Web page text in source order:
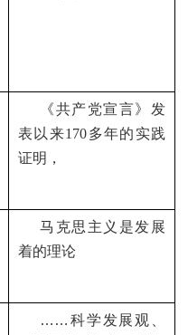
《共产党宣言》发
表以来170多年的实践
证明，
马克思主义是发展
着的理论
…… 科学发展观、